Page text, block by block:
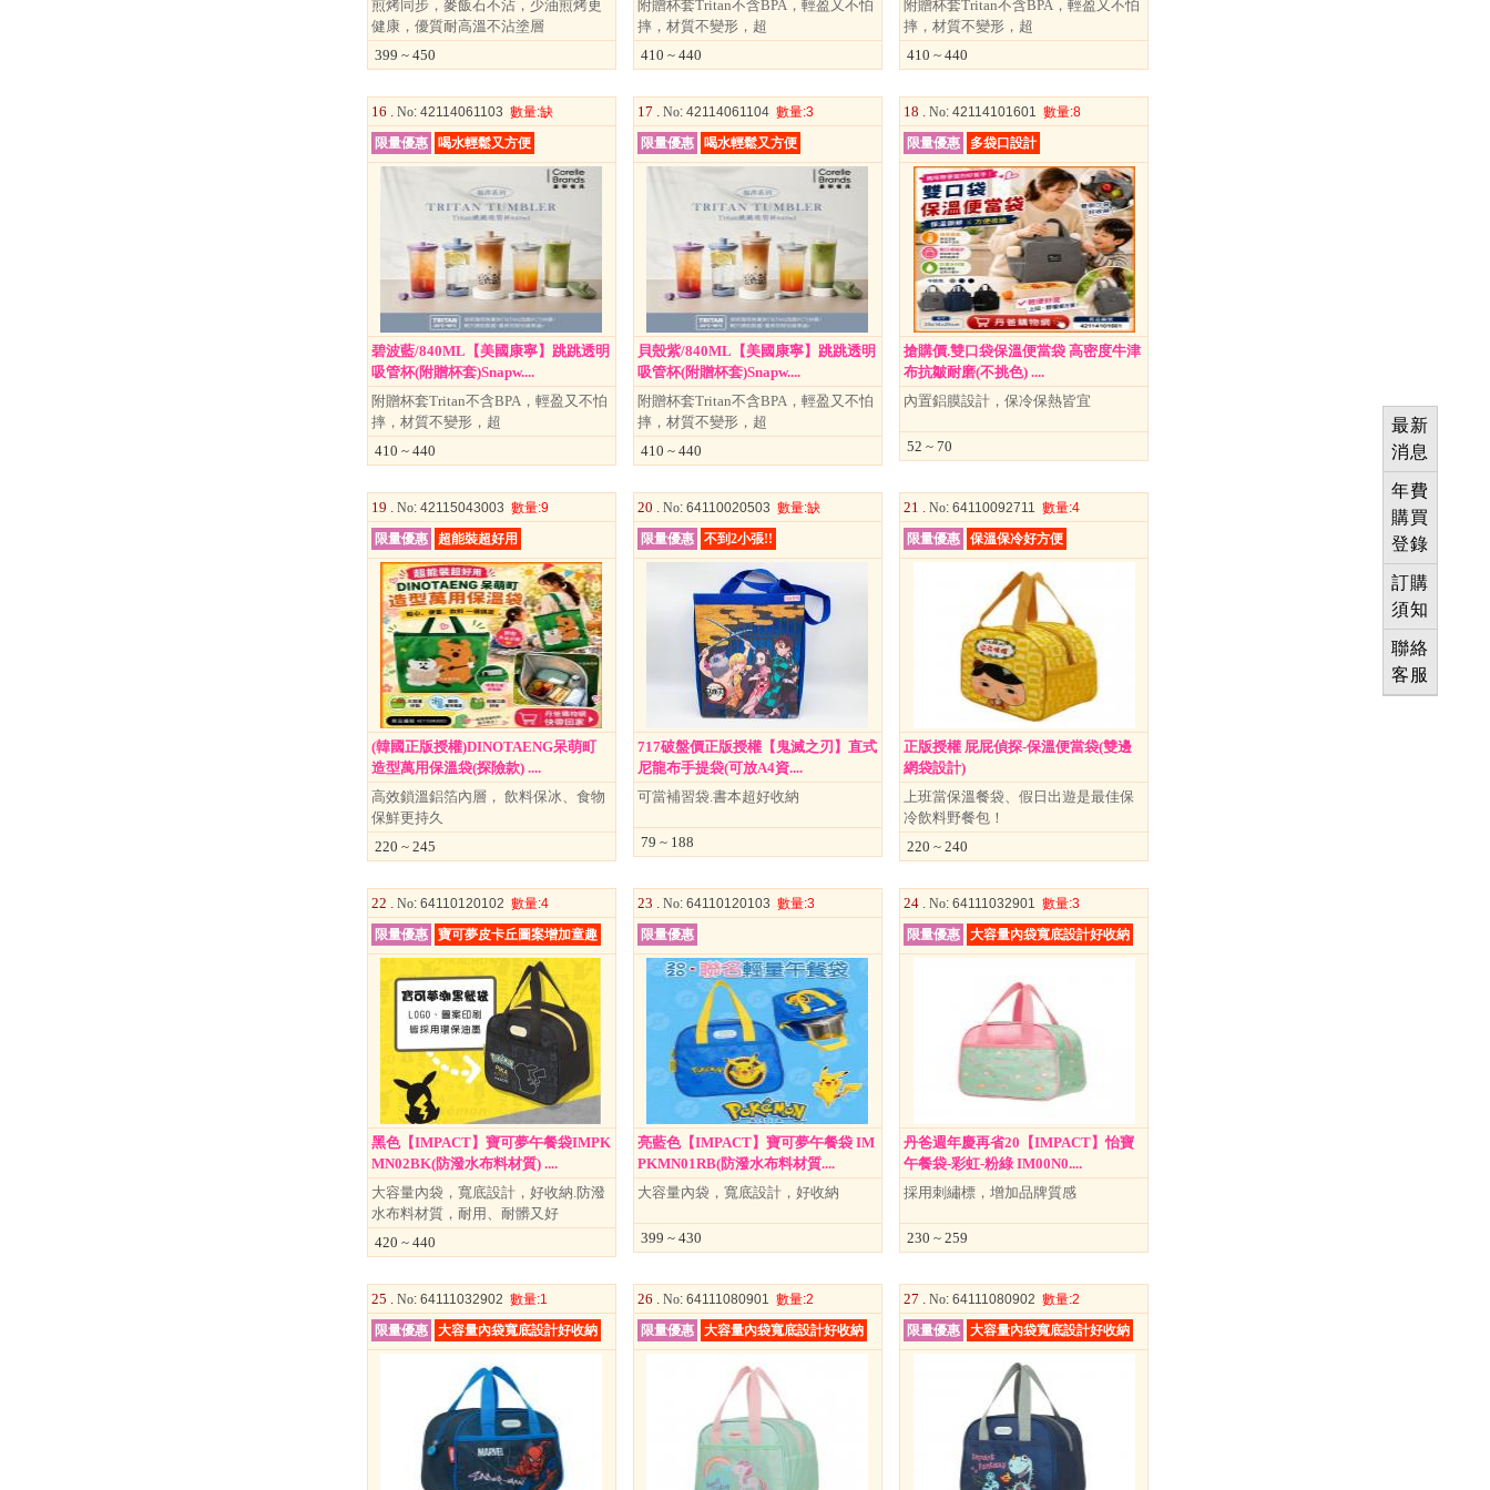
最新
消息
年費
購買
登錄
訂購
須知
聯絡
客服
煎烤同步，麥飯石不沾，少油煎烤更
健康，優質耐高溫不沾塗層
399 ~ 450
附贈杯套Tritan不含BPA，輕盈又不怕
摔，材質不變形，超
410 ~ 440
附贈杯套Tritan不含BPA，輕盈又不怕
摔，材質不變形，超
410 ~ 440
16 .No: 42114061103 數量:缺
限量優惠
喝水輕鬆又方便
碧波藍/840ML【美國康寧】跳跳透明
吸管杯(附贈杯套)Snapw....
附贈杯套Tritan不含BPA，輕盈又不怕
摔，材質不變形，超
410 ~ 440
17 .No: 42114061104 數量:3
限量優惠
喝水輕鬆又方便
貝殼紫/840ML【美國康寧】跳跳透明
吸管杯(附贈杯套)Snapw....
附贈杯套Tritan不含BPA，輕盈又不怕
摔，材質不變形，超
410 ~ 440
18 . No: 42114101601 數量:8
限量優惠
多袋口設計
搶購價.雙口袋保溫便當袋 高密度牛津
布抗皺耐磨(不挑色) ....
內置鋁膜設計，保冷保熱皆宜
52 ~ 70
19 .No: 42115043003 數量:9
限量優惠
超能裝超好用
(韓國正版授權)DINOTAENG呆萌町
造型萬用保溫袋(探險款) ....
高效鎖溫鋁箔內層， 飲料保冰、食物
保鮮更持久
220 ~ 245
20 .No: 64110020503 數量:缺
限量優惠
不到2小張!!
717破盤價正版授權【鬼滅之刃】直式
尼龍布手提袋(可放A4資....
可當補習袋.書本超好收納
79 ~ 188
21 . No: 64110092711 數量:4
限量優惠
保溫保冷好方便
正版授權 屁屁偵探-保溫便當袋(雙邊
網袋設計)
上班當保溫餐袋、假日出遊是最佳保
冷飲料野餐包！
220 ~ 240
22 .No: 64110120102 數量:4
限量優惠
寶可夢皮卡丘圖案增加童趣
黑色【IMPACT】寶可夢午餐袋IMPK
MN02BK(防潑水布料材質) ....
大容量內袋，寬底設計，好收納.防潑
水布料材質，耐用、耐髒又好
420 ~ 440
23 .No: 64110120103 數量:3
限量優惠
亮藍色【IMPACT】寶可夢午餐袋 IM
PKMN01RB(防潑水布料材質....
大容量內袋，寬底設計，好收納
399 ~ 430
24 . No: 64111032901 數量:3
限量優惠
大容量內袋寬底設計好收納
丹爸週年慶再省20【IMPACT】怡寶
午餐袋-彩虹-粉綠 IM00N0....
採用刺繡標，增加品牌質感
230 ~ 259
25 .No: 64111032902 數量:1
限量優惠
大容量內袋寬底設計好收納
26 .No: 64111080901 數量:2
限量優惠
大容量內袋寬底設計好收納
27 . No: 64111080902 數量:2
限量優惠
大容量內袋寬底設計好收納